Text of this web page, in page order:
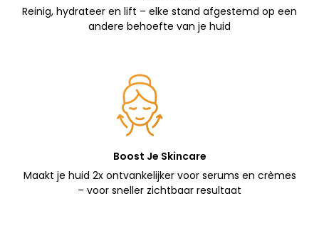
Reinig, hydrateer en lift – elke stand afgestemd op een
andere behoefte van je huid
Boost Je Skincare
Maakt je huid 2x ontvankelijker voor serums en crèmes
– voor sneller zichtbaar resultaat